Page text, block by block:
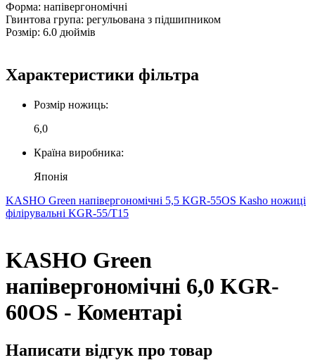
Форма: напівергономічні
Гвинтова група: регульована з підшипником
Розмір: 6.0 дюймів
Характеристики фільтра
Розмір ножиць:
6,0
Країна виробника:
Японія
KASHO Green напівергономічні 5,5 KGR-55OS Kasho ножиці
філірувальні KGR-55/T15
KASHO Green
напівергономічні 6,0 KGR-
60OS - Коментарі
Написати відгук про товар